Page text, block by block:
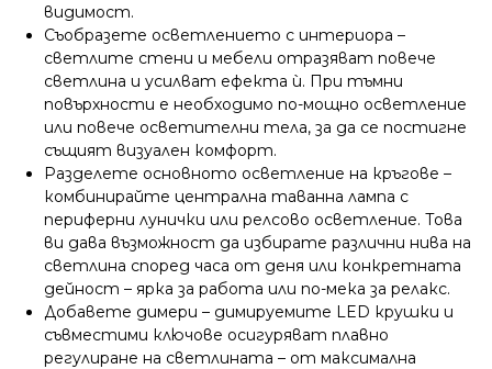
видимост.
Съобразете осветлението с интериора –
светлите стени и мебели отразяват повече
светлина и усилват ефекта ѝ. При тъмни
повърхности е необходимо по-мощно осветление
или повече осветителни тела, за да се постигне
същият визуален комфорт.
Разделете основното осветление на кръгове –
комбинирайте централна таванна лампа с
периферни лунички или релсово осветление. Това
ви дава възможност да избирате различни нива на
светлина според часа от деня или конкретната
дейност – ярка за работа или по-мека за релакс.
Добавете димери – димируемите LED крушки и
съвместими ключове осигуряват плавно
регулиране на светлината – от максимална